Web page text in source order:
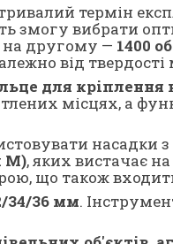
термін
змогу вибрати
на другому — 1400
від
для кріплення
місцях, а
М), яких вистачає
що також
34/36 мм.